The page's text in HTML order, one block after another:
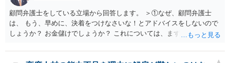
顧問弁護士をしている立場から回答します。 ＞①なぜ、顧問弁護士
は、 もう、早めに、決着をつけなさいな！とアドバイスをしないので
しょうか？ お金儲けでしょうか？ これについては、まず基本的に顧問
件を受任して遂行します。 そしてあなたの言う「早めに、決着をつけ